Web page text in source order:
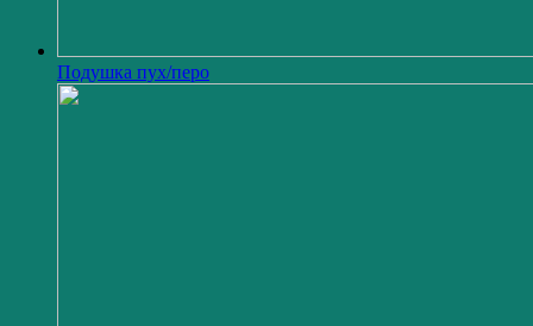
Подушка пух/перо